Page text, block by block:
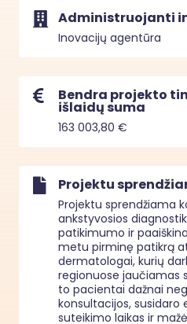
Administruojanti
Inovacijų agentūra
Bendra projekto
išlaidų suma
163 003,80 €
Projektu
Projektu sprendžiama
ankstyvosios
patikimumo ir
metu pirminę patikrą
dermatologai, kurių
regionuose jaučiamas
to pacientai dažnai
konsultacijos, susidaro
suteikimo laikas ir